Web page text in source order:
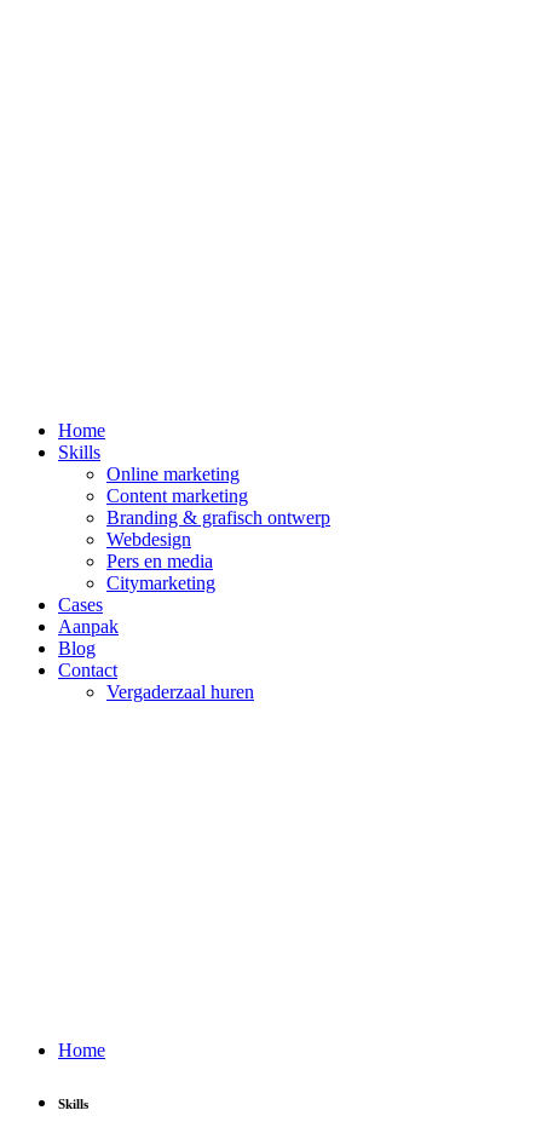
Home
Skills
Online marketing
Content marketing
Branding & grafisch ontwerp
Webdesign
Pers en media
Citymarketing
Cases
Aanpak
Blog
Contact
Vergaderzaal huren
Home
Skills